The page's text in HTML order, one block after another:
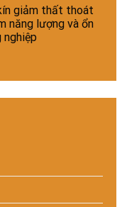
giảm thất thoát
năng lượng và ổn